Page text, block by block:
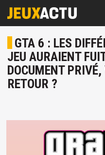
GTA 6 : LES
JEU AURAIENT
DOCUMENT
RETOUR ?